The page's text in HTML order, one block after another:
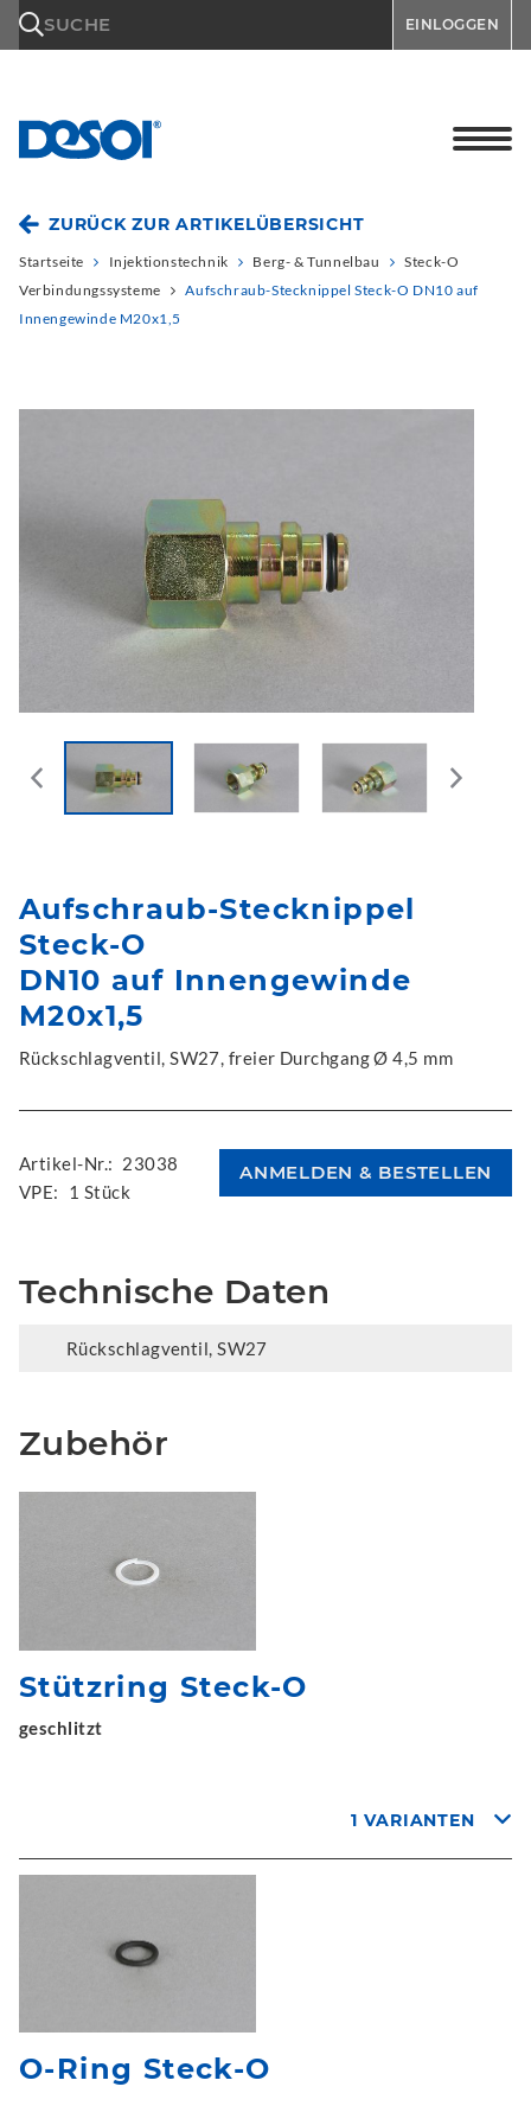
SUCHE EINLOGGEN
ZURÜCK ZUR ARTIKELÜBERSICHT
Startseite Injektionstechnik Berg- & Tunnelbau
Steck-O
Verbindungssysteme
Aufschraub-Stecknippel Steck-O DN10 auf
Innengewinde M20x1,5
Aufschraub-Stecknippel
Steck-O
DN10 auf Innengewinde
M20x1,5
Rückschlagventil, SW27, freier Durchgang Ø 4,5 mm
Artikel-Nr.: 23038
VPE:
1 Stück
Technische Daten
Rückschlagventil, SW27
Zubehör
Stützring Steck-O
geschlitzt
1 VARIANTEN
O-Ring Steck-O